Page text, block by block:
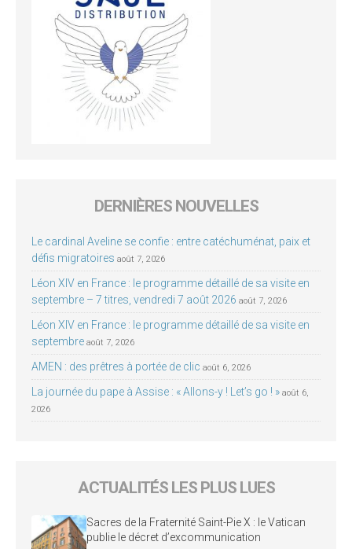
DERNIÈRES NOUVELLES
Le cardinal Aveline se confie : entre catéchuménat, paix et
défis migratoires août 7, 2026
Léon XIV en France : le programme détaillé de sa visite en
septembre – 7 titres, vendredi 7 août 2026 août 7, 2026
Léon XIV en France : le programme détaillé de sa visite en
septembre août 7, 2026
AMEN : des prêtres à portée de clic août 6, 2026
La journée du pape à Assise : « Allons-y ! Let’s go ! » août 6,
2026
ACTUALITÉS LES PLUS LUES
Sacres de la Fraternité Saint-Pie X : le Vatican
publie le décret d’excommunication